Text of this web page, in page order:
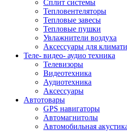
Сплит системы
Тепловентеляторы
Тепловые завесы
Тепловые пушки
Увлажнители воздуха
Аксессуары для
Теле- видео- аудио техника
Телевизоры
Видеотехника
Аудиотехника
Аксессуары
Автотовары
GPS навигаторы
Автомагнитолы
Автомобильная